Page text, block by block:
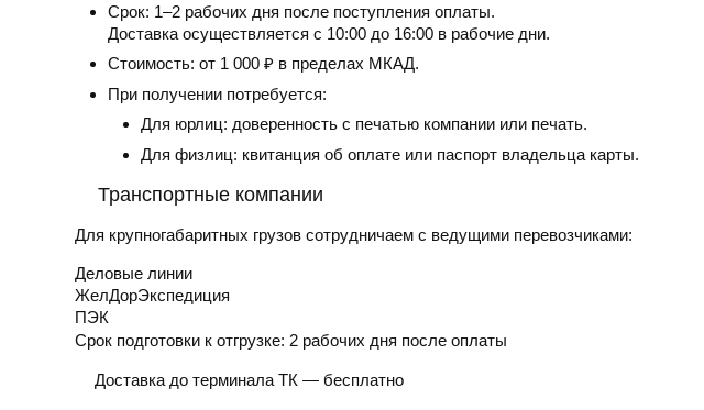
Срок: 1–2 рабочих дня после поступления оплаты.
Доставка осуществляется с 10:00 до 16:00 в рабочие дни.
Стоимость: от 1 000 ₽ в пределах МКАД.
При получении потребуется:
Для юрлиц: доверенность с печатью компании или печать.
Для физлиц: квитанция об оплате или паспорт владельца карты.
Транспортные компании
Для крупногабаритных грузов сотрудничаем с ведущими перевозчиками:
Деловые линии
ЖелДорЭкспедиция
ПЭК
Срок подготовки к отгрузке: 2 рабочих дня после оплаты
Доставка до терминала ТК — бесплатно